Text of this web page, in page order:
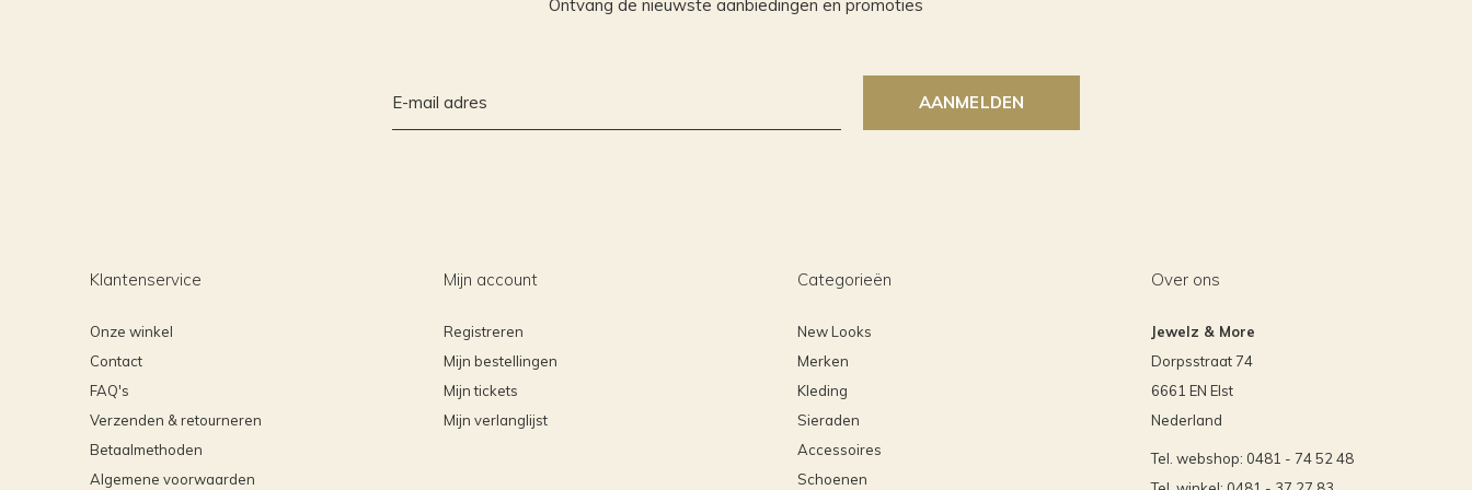
Ontvang de nieuwste aanbiedingen en promoties
AANMELDEN
Klantenservice
Onze winkel
Contact
FAQ's
Verzenden & retourneren
Betaalmethoden
Algemene voorwaarden
Mijn account
Registreren
Mijn bestellingen
Mijn tickets
Mijn verlanglijst
Categorieën
New Looks
Merken
Kleding
Sieraden
Accessoires
Schoenen
Over ons
Jewelz & More
Dorpsstraat 74
6661 EN Elst
Nederland
Tel. webshop: 0481 - 74 52 48